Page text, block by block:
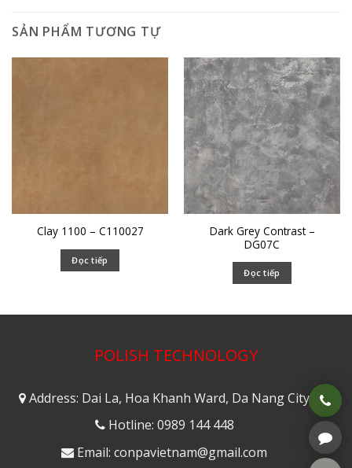
SẢN PHẨM TƯƠNG TỰ
Clay 1100 – C110027
Đọc tiếp
Dark Grey Contrast –
DG07C
Đọc tiếp
POLISH TECHNOLOGY
Address: Dai La, Hoa Khanh Ward, Da Nang City
Hotline: 0989 144 448
Email: conpavietnam@gmail.com